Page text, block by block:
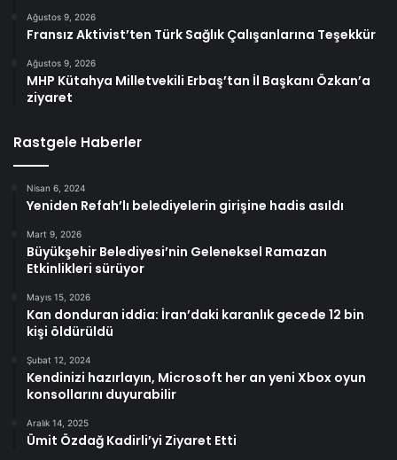
Ağustos 9, 2026
Fransız Aktivist’ten Türk Sağlık Çalışanlarına Teşekkür
Ağustos 9, 2026
MHP Kütahya Milletvekili Erbaş’tan İl Başkanı Özkan’a
ziyaret
Rastgele Haberler
Nisan 6, 2024
Yeniden Refah’lı belediyelerin girişine hadis asıldı
Mart 9, 2026
Büyükşehir Belediyesi’nin Geleneksel Ramazan
Etkinlikleri sürüyor
Mayıs 15, 2026
Kan donduran iddia: İran’daki karanlık gecede 12 bin
kişi öldürüldü
Şubat 12, 2024
Kendinizi hazırlayın, Microsoft her an yeni Xbox oyun
konsollarını duyurabilir
Aralık 14, 2025
Ümit Özdağ Kadirli’yi Ziyaret Etti